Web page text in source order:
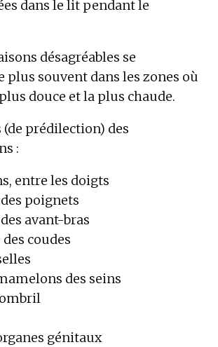
dans le lit pendant le
désagréables se
plus souvent dans les zones où
douce et la plus chaude.
prédilection) des
:
entre les doigts
poignets
avant-bras
coudes
des seins
génitaux